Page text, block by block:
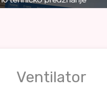
Ventilator